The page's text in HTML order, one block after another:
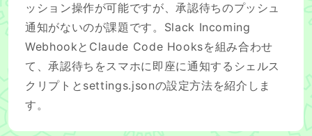
ッション操作が可能ですが、承認待ちのプッシュ
通知がないのが課題です。Slack Incoming
WebhookとClaude Code Hooksを組み合わせ
て、承認待ちをスマホに即座に通知するシェルス
クリプトとsettings.jsonの設定方法を紹介しま
す。